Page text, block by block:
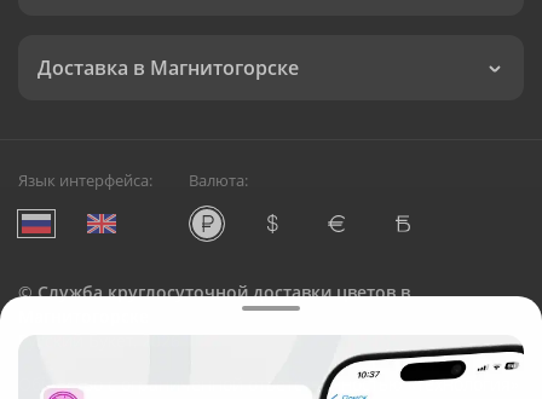
Доставка в Магнитогорске
Язык интерфейса: Валюта:
©Служба круглосуточной доставки цветов в
Русский Букет, 2026
Общество с ограниченной ответственностью «Технология»